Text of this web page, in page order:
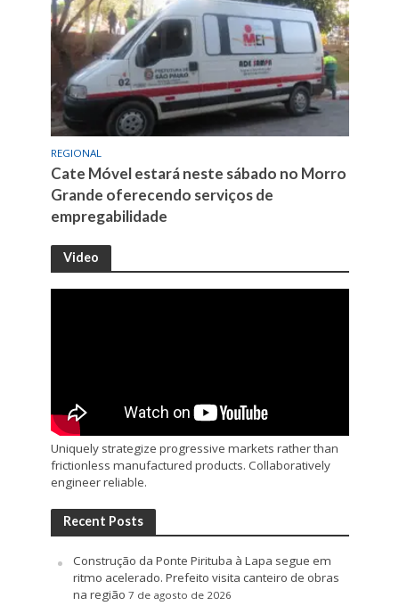
REGIONAL
Cate Móvel estará neste sábado no Morro
Grande oferecendo serviços de
empregabilidade
Video
Uniquely strategize progressive markets rather than
frictionless manufactured products. Collaboratively
engineer reliable.
Recent Posts
Construção da Ponte Pirituba à Lapa segue em
ritmo acelerado. Prefeito visita canteiro de obras
na região 7 de agosto de 2026